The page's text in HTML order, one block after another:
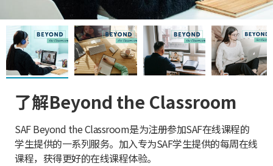
了解Beyond the Classroom
SAF Beyond the Classroom是为注册参加SAF在线课程的
学生提供的一系列服务。加入专为SAF学生提供的每周在线
课程，获得更好的在线课程体验。